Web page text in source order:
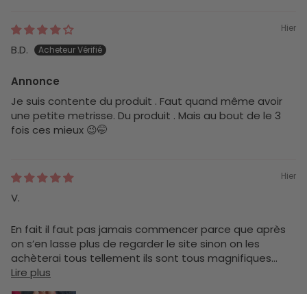
Hier
B.D.
Annonce
Je suis contente du produit . Faut quand même avoir
une petite metrisse. Du produit . Mais au bout de le 3
fois ces mieux 😉🤭
Hier
V.
En fait il faut pas jamais commencer parce que après
on s’en lasse plus de regarder le site sinon on les
achèterai tous tellement ils sont tous magnifiques...
Lire plus